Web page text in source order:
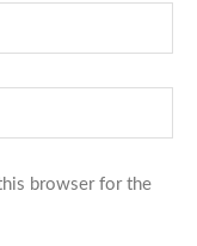
browser for the